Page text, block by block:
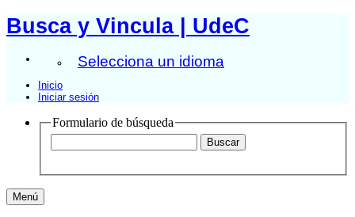
Busca y Vincula | UdeC
Selecciona un idioma
Inicio
Iniciar sesión
Formulario de búsqueda
Menú